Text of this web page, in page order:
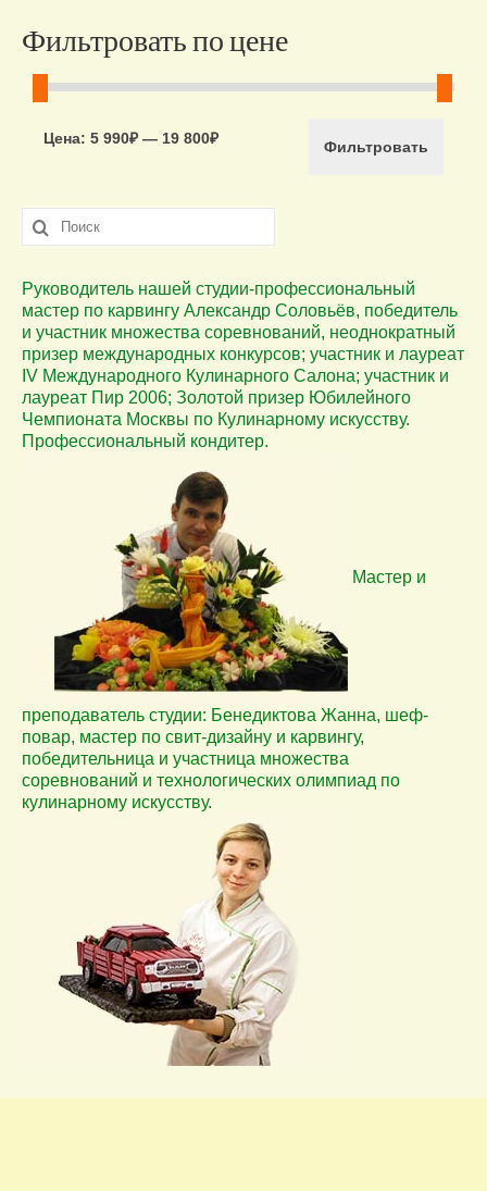
Фильтровать по цене
Минимальная
Максимальная
Фильтровать
Цена: 5 990₽ — 19 800₽
Искать:
Руководитель нашей студии-профессиональный
мастер по карвингу Александр Соловьёв, победитель
и участник множества соревнований, неоднократный
призер международных конкурсов; участник и лауреат
IV Международного Кулинарного Салона; участник и
лауреат Пир 2006; Золотой призер Юбилейного
Чемпионата Москвы по Кулинарному искусству.
Профессиональный кондитер.
Мастер и
преподаватель студии: Бенедиктова Жанна, шеф-
повар, мастер по свит-дизайну и карвингу,
победительница и участница множества
соревнований и технологических олимпиад по
кулинарному искусству.